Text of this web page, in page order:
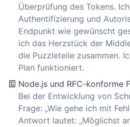
Überprüfung des Tokens.
Authentifizierung und
Endpunkt wie gewünscht
ich das Herzstück der
die Puzzleteile zusammen.
Plan funktioniert.
Node.js und RFC-konforme
Bei der Entwicklung von
Frage: „Wie gehe ich mit
Antwort lautet: „Möglichst